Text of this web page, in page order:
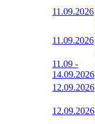
11.09.2026
11.09.2026
11.09 -
14.09.2026
12.09.2026
12.09.2026